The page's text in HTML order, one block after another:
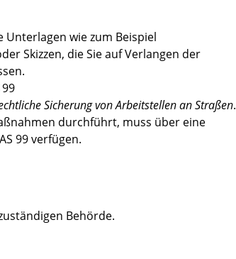
wie zum Beispiel
Skizzen, die Sie auf Verlangen der
Sicherung von Arbeitstellen an Straßen.
durchführt, muss über eine
99 verfügen.
Behörde.